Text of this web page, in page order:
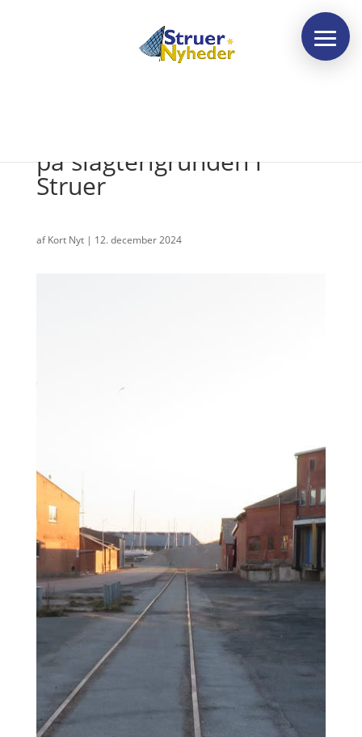
på slagterigrunden i
Struer
afKort Nyt| 12. december 2024